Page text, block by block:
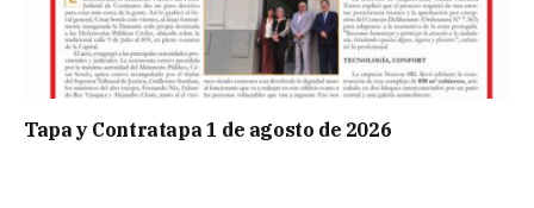
Tapa y Contratapa 1 de agosto de 2026